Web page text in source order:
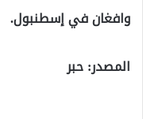
وافغان في إسطنبول.
المصدر: حبر